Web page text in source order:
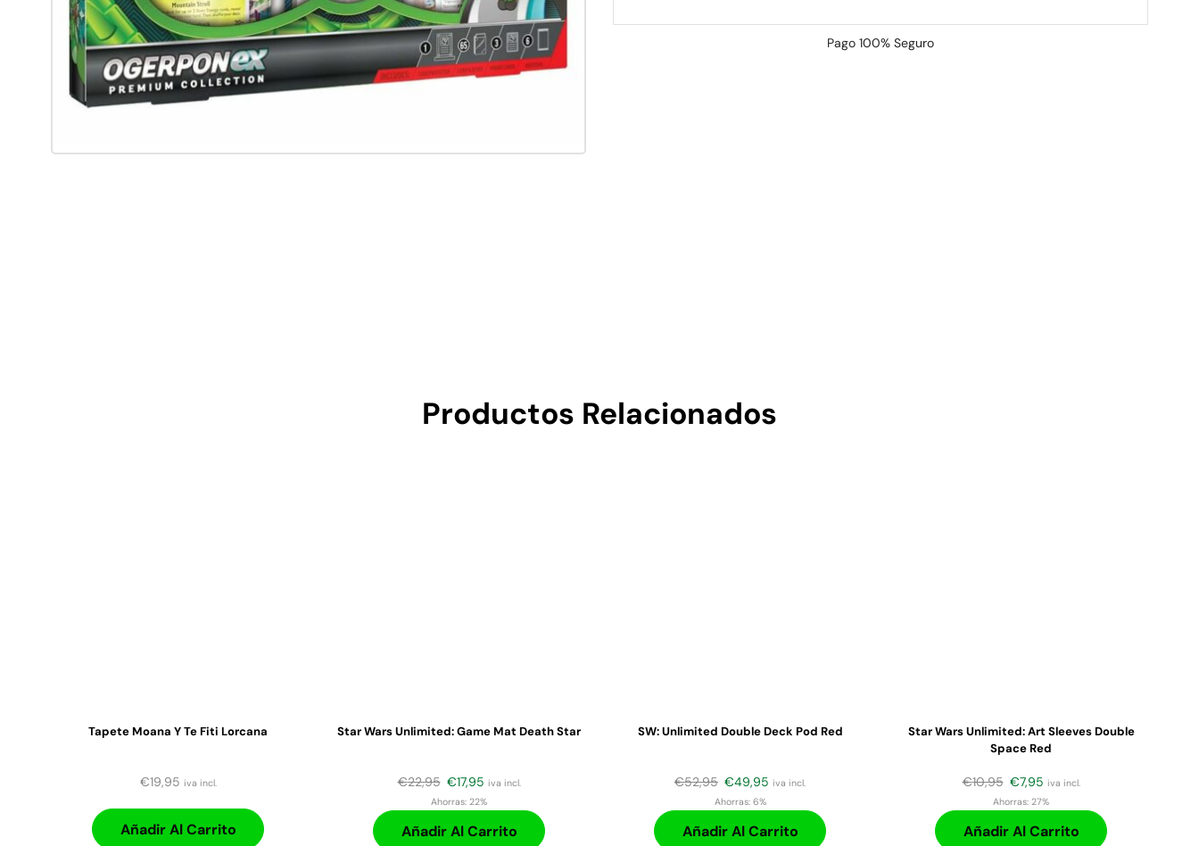
Pago 100% Seguro
Productos Relacionados
Tapete Moana Y Te Fiti Lorcana
€19,95 iva incl.
Añadir Al Carrito
Star Wars Unlimited: Game Mat Death Star
€22,95 €17,95 iva incl.
Ahorras: 22%
Añadir Al Carrito
SW: Unlimited Double Deck Pod Red
€52,95 €49,95 iva incl.
Ahorras:6%
Añadir Al Carrito
Star Wars Unlimited: Art Sleeves Double
Space Red
€10,95 €7,95 iva incl.
Ahorras: 27%
Añadir Al Carrito